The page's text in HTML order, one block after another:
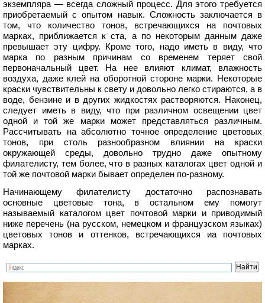
экземпляра — всегда сложный процесс. Для этого требуется
приобретаемый с опытом навык. Сложность заключается в
том, что количество тонов, встречающихся на почтовых
марках, приближается к ста, а по некоторым данным даже
превышает эту цифру. Кроме того, надо иметь в виду, что
марка по разным причинам со временем теряет свой
первоначальный цвет. На нее влияют климат, влажность
воздуха, даже клей на оборотной стороне марки. Некоторые
краски чувствительны к свету и довольно легко стираются, а в
воде, бензине и в других жидкостях растворяются. Наконец,
следует иметь в виду, что при различном освещении цвет
одной и той же марки может представляться различным.
Рассчитывать на абсолютно точное определение цветовых
тонов, при столь разнообразном влиянии на краски
окружающей среды, довольно трудно даже опытному
филателисту, тем более, что в разных каталогах цвет одной и
той же почтовой марки бывает определен по-разному.
Начинающему филателисту достаточно распознавать
основные цветовые тона, в остальном ему помогут
называемый каталогом цвет почтовой марки и приводимый
ниже перечень (на русском, немецком и французском языках)
цветовых тонов и оттенков, встречающихся иа почтовых
марках.